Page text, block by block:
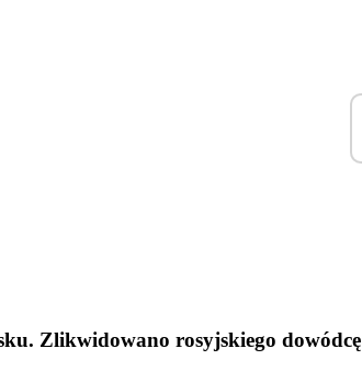
Zlikwidowano rosyjskiego dowódcę